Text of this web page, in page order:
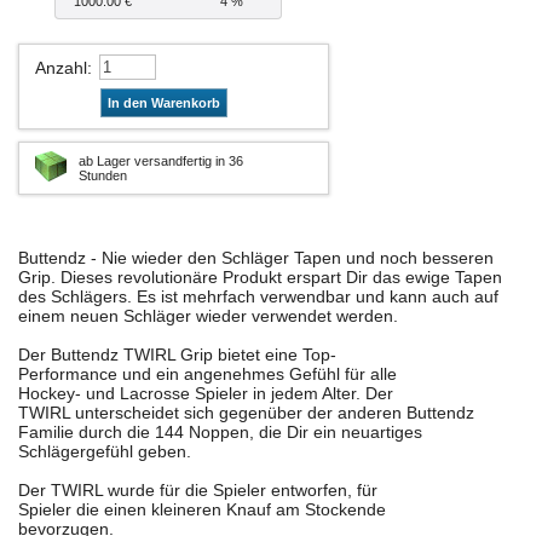
Anzahl:
In den Warenkorb
ab Lager versandfertig in 36
Stunden
Buttendz - Nie wieder den Schläger Tapen und noch besseren
Grip. Dieses revolutionäre Produkt erspart Dir das ewige Tapen
des Schlägers. Es ist mehrfach verwendbar und kann auch auf
einem neuen Schläger wieder verwendet werden.
Der Buttendz TWIRL Grip bietet eine Top-
Performance und ein angenehmes Gefühl für alle
Hockey- und Lacrosse Spieler in jedem Alter. Der
TWIRL unterscheidet sich gegenüber der anderen Buttendz
Familie durch die 144 Noppen, die Dir ein neuartiges
Schlägergefühl geben.
Der TWIRL wurde für die Spieler entworfen, für
Spieler die einen kleineren Knauf am Stockende
bevorzugen.